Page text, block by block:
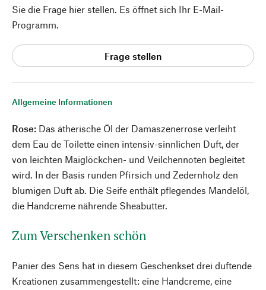
Allgemeine Informationen
Rose: Das ätherische Öl der Damaszenerrose verleiht
dem Eau de Toilette einen intensiv-sinnlichen Duft, der
von leichten Maiglöckchen- und Veilchennoten begleitet
wird. In der Basis runden Pfirsich und Zedernholz den
blumigen Duft ab. Die Seife enthält pflegendes Mandelöl,
die Handcreme nährende Sheabutter.
Zum Verschenken schön
Panier des Sens hat in diesem Geschenkset drei duftende
Kreationen zusammengestellt: eine Handcreme, eine
Sie die Frage hier stellen. Es öffnet sich Ihr E-Mail-
Programm.
Frage stellen